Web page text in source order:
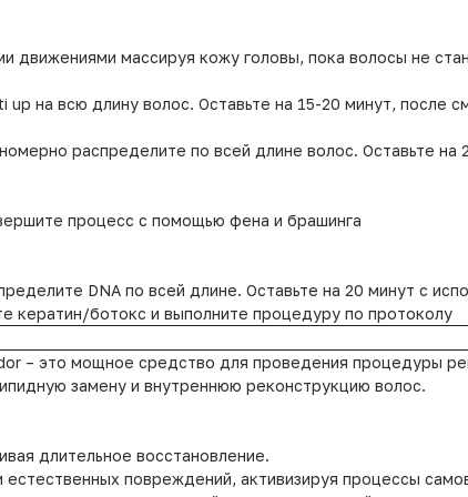
движениями массируя кожу головы, пока волосы не
на всю длину волос. Оставьте на 15-20 минут, после
распределите по всей длине волос. Оставьте
процесс с помощью фена и брашинга
DNA по всей длине. Оставьте на 20 минут с
кератин/ботокс и выполните процедуру по протоколу
– это мощное средство для проведения процедуры
замену и внутреннюю реконструкцию волос.
длительное восстановление.
повреждений, активизируя процессы